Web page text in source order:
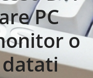
PC
o